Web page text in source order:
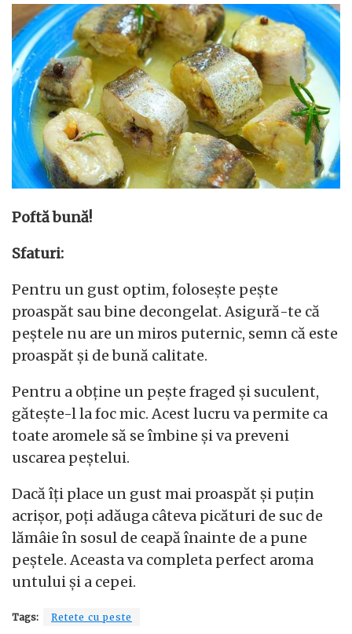
Poftă bună!
Sfaturi:
Pentru un gust optim, folosește pește
proaspăt sau bine decongelat. Asigură-te că
peștele nu are un miros puternic, semn că este
proaspăt și de bună calitate.
Pentru a obține un pește fraged și suculent,
gătește-l la foc mic. Acest lucru va permite ca
toate aromele să se îmbine și va preveni
uscarea peștelui.
Dacă îți place un gust mai proaspăt și puțin
acrișor, poți adăuga câteva picături de suc de
lămâie în sosul de ceapă înainte de a pune
peștele. Aceasta va completa perfect aroma
untului și a cepei.
Tags: Retete cu peste